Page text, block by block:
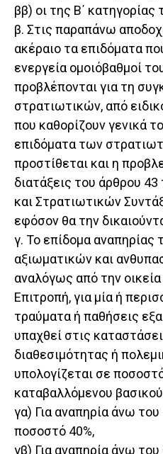
ββ) οι της Β΄ κατηγορίας
β. Στις παραπάνω
ακέραιο τα επιδόματα
ενεργεία ομοιόβαθμοί
προβλέπονται για τη
στρατιωτικών, από
που καθορίζουν γενικά
επιδόματα των
προστίθεται και η
διατάξεις του άρθρου
και Στρατιωτικών
εφόσον θα την
γ. Το επίδομα
αξιωματικών και
αναλόγως από την
Επιτροπή, για μία ή
τραύματα ή παθήσεις
υπαχθεί στις
διαθεσιμότητας ή
υπολογίζεται σε
καταβαλλόμενου
γα) Για αναπηρία άνω του
ποσοστό 40%,
γβ) Για αναπηρία άνω του